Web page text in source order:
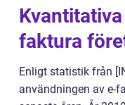
faktura
Enligt statistik från
användningen av e-